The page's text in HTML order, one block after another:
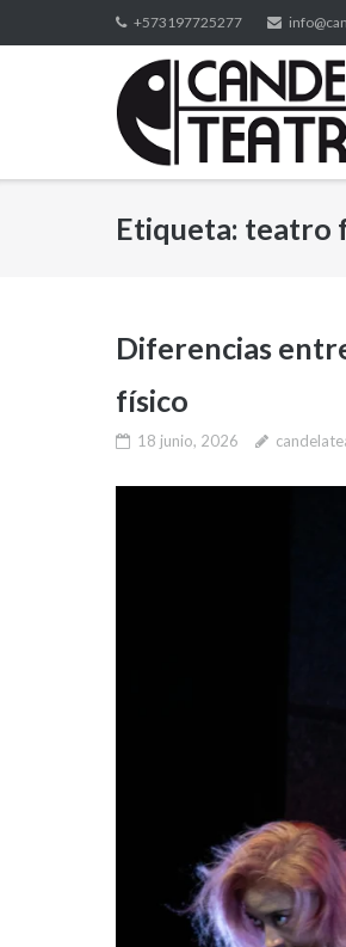
al
+573197725277
Etiqueta: teatro
Diferencias
físico
18 junio, 2026